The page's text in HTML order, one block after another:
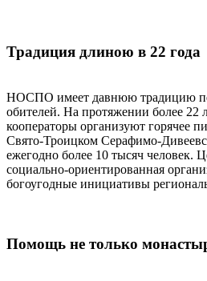
Традиция длиною в 22 года
НОСПО имеет давнюю традицию
обителей. На протяжении более 22
кооператоры организуют горячее
Свято-Троицком Серафимо-
ежегодно более 10 тысяч человек.
социально-ориентированная
богоугодные инициативы
Помощь не только